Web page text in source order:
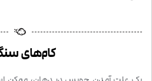
کام‌های